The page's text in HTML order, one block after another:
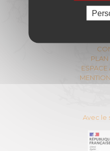
DU
11 Rue
PLAN
ESPACE
Avec le